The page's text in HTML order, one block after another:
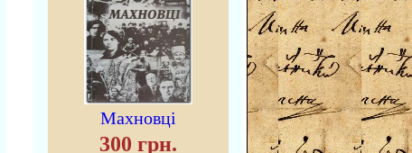
Махновці
300 грн.